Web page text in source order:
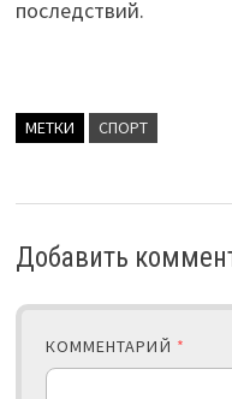
последствий.
МЕТКИ СПОРТ
Добавить
КОММЕНТАРИЙ *